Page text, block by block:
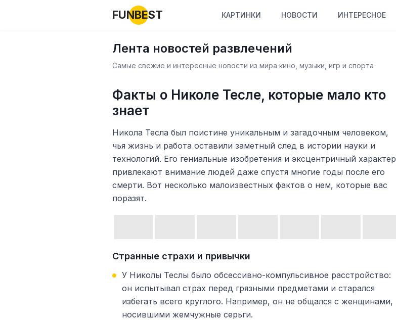
FUNBEST КАРТИНКИ НОВОСТИ ИНТЕРЕСНОЕ
Лента новостей развлечений
Самые свежие и интересные новости из мира кино, музыки, игр и спорта
Факты о Николе Тесле, которые мало кто
знает
Никола Тесла был поистине уникальным и загадочным человеком,
чья жизнь и работа оставили заметный след в истории науки и
технологий. Его гениальные изобретения и эксцентричный характер
привлекают внимание людей даже спустя многие годы после его
смерти. Вот несколько малоизвестных фактов о нем, которые вас
поразят.
Странные страхи и привычки
У Николы Теслы было обсессивно-компульсивное расстройство:
он испытывал страх перед грязными предметами и старался
избегать всего круглого. Например, он не общался с женщинами,
носившими жемчужные серьги.